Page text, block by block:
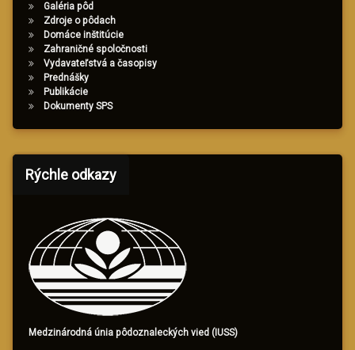
Galéria pôd
Zdroje o pôdach
Domáce inštitúcie
Zahraničné spoločnosti
Vydavateľstvá a časopisy
Prednášky
Publikácie
Dokumenty SPS
Rýchle odkazy
Medzinárodná únia pôdoznaleckých vied (IUSS)